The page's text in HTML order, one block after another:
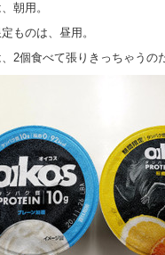
朝用。
ものは、昼用。
2個食べて張りきっちゃうの